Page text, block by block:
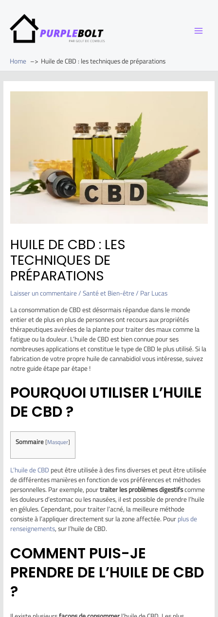
Home Huile de CBD : les techniques de préparations
HUILE DE CBD : LES
TECHNIQUES DE
PRÉPARATIONS
Laisser un commentaire/Santé et Bien-être/ ParLucas
La consommation de CBD est désormais répandue dans le monde
entier et de plus en plus de personnes ont recours aux propriétés
thérapeutiques avérées de la plante pour traiter des maux comme la
fatigue ou la douleur. L’huile de CBD est bien connue pour ses
nombreuses applications et constitue le type de CBD le plus utilisé. Si la
fabrication de votre propre huile de cannabidiol vous intéresse, suivez
notre guide étape par étape !
POURQUOI UTILISER L’HUILE
DE CBD ?
Sommaire[Masquer]
L’huile de CBDpeut être utilisée à des fins diverses et peut être utilisée
de différentes manières en fonction de vos préférences et méthodes
personnelles. Par exemple, pourtraiter les problèmes digestifscomme
les douleurs d’estomac ou les nausées, il est possible de prendre l’huile
en gélules. Cependant, pour traiter l’acné, la meilleure méthode
consiste à l’appliquer directement sur la zone affectée. Pourplus de
renseignements, sur l’huile de CBD.
COMMENT PUIS-JE
PRENDRE DE L’HUILE DE CBD
?